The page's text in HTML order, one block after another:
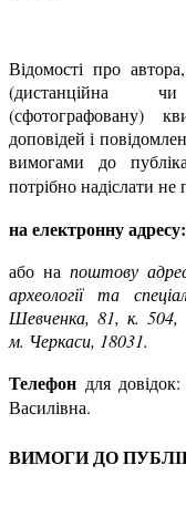
Відомості про
(дистанційна чи
(сфотографовану)
доповідей і
вимогами до
потрібно надіслати не
на електронну адресу:
або на поштову
археології та
Шевченка, 81, к. 504,
м. Черкаси, 18031.
Телефон для
Василівна.
ВИМОГИ ДО